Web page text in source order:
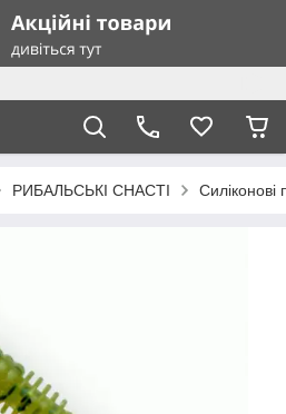
РИБАЛЬСЬКІ СНАСТІ Силіконові